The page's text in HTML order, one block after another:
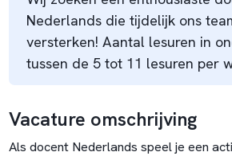
Nederlands die tijdelijk ons
versterken! Aantal lesuren in
tussen de 5 tot 11 lesuren per
Vacature omschrijving
Als docent Nederlands speel je een